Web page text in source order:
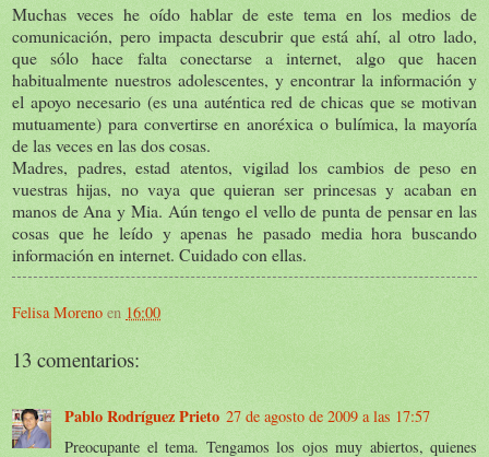
Muchas veces he oído hablar de este tema en los medios de
comunicación, pero impacta descubrir que está ahí, al otro lado,
que sólo hace falta conectarse a internet, algo que hacen
habitualmente nuestros adolescentes, y encontrar la información y
el apoyo necesario (es una auténtica red de chicas que se motivan
mutuamente) para convertirse en anoréxica o bulímica, la mayoría
de las veces en las dos cosas.
Madres, padres, estad atentos, vigilad los cambios de peso en
vuestras hijas, no vaya que quieran ser princesas y acaban en
manos de Ana y Mia. Aún tengo el vello de punta de pensar en las
cosas que he leído y apenas he pasado media hora buscando
información en internet. Cuidado con ellas.
Felisa Moreno en 16:00
13 comentarios:
Pablo Rodríguez Prieto 27 de agosto de 2009 a las 17:57
Preocupante el tema. Tengamos los ojos muy abiertos, quienes